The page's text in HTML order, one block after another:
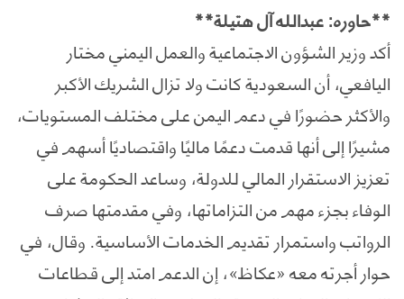
**حاوره: عبدالله آل هتيلة**
أكد وزير الشؤون الاجتماعية والعمل اليمني مختار
اليافعي، أن السعودية كانت ولا تزال الشريك الأكبر
والأكثر حضورًا في دعم اليمن على مختلف المستويات،
مشيرًا إلى أنها قدمت دعمًا ماليًا واقتصاديًا أسهم في
تعزيز الاستقرار المالي للدولة، وساعد الحكومة على
الوفاء بجزء مهم من التزاماتها، وفي مقدمتها صرف
الرواتب واستمرار تقديم الخدمات الأساسية. وقال، في
حوار أجرته معه «عكاظ»، إن الدعم امتد إلى قطاعات